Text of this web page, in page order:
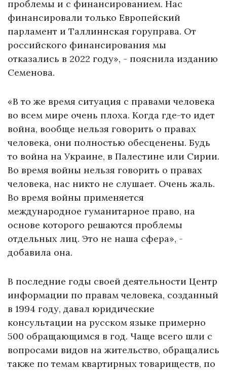
проблемы и с финансированием. Нас
финансировали только Европейский
парламент и Таллиннская горуправа. От
российского финансирования мы
отказались в 2022 году», - пояснила изданию
Семенова.
«В то же время ситуация с правами человека
во всем мире очень плоха. Когда где-то идет
война, вообще нельзя говорить о правах
человека, они полностью обесценены. Будь
то война на Украине, в Палестине или Сирии.
Во время войны нельзя говорить о правах
человека, нас никто не слушает. Очень жаль.
Во время войны применяется
международное гуманитарное право, на
основе которого решаются проблемы
отдельных лиц. Это не наша сфера», -
добавила она.
В последние годы своей деятельности Центр
информации по правам человека, созданный
в 1994 году, давал юридические
консультации на русском языке примерно
500 обращающимся в год. Чаще всего шли с
вопросами видов на жительство, обращались
также по темам квартирных товариществ, по